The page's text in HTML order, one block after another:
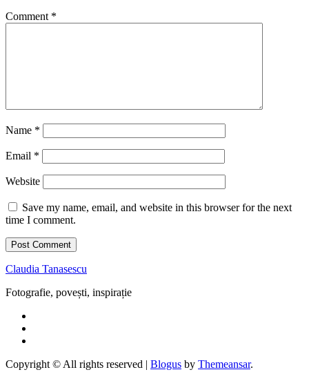
Comment *
Name *
Email *
Website
Save my name, email, and website in this browser for the next
time I comment.
Claudia Tanasescu
Fotografie, povești, inspirație
Copyright © All rights reserved | Blogus by Themeansar.